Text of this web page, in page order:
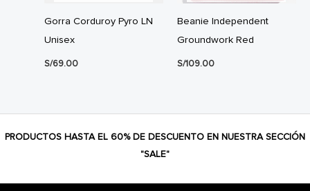
Gorra Corduroy Pyro LN
Unisex
S/69.00
Beanie Independent
Groundwork Red
S/109.00
PRODUCTOS HASTA EL 60% DE DESCUENTO EN NUESTRA SECCIÓN
"SALE"